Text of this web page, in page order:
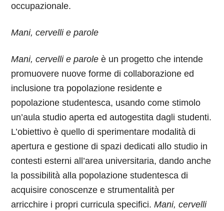
occupazionale.
Mani, cervelli e parole
Mani, cervelli e parole è un progetto che intende
promuovere nuove forme di collaborazione ed
inclusione tra popolazione residente e
popolazione studentesca, usando come stimolo
un’aula studio aperta ed autogestita dagli studenti.
L’obiettivo è quello di sperimentare modalità di
apertura e gestione di spazi dedicati allo studio in
contesti esterni all’area universitaria, dando anche
la possibilità alla popolazione studentesca di
acquisire conoscenze e strumentalità per
arricchire i propri curricula specifici.Mani, cervelli